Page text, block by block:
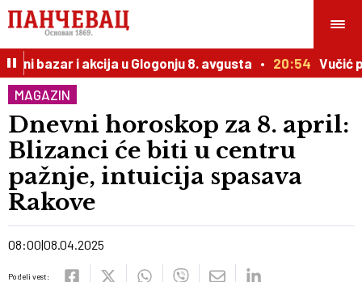
bazar i akcija u Glogonju 8. avgusta 20:54 Vučić
MAGAZIN
Dnevni horoskop za 8. april:
Blizanci će biti u centru
pažnje, intuicija spasava
Rakove
08:00 08.04.2025
Podeli vest: